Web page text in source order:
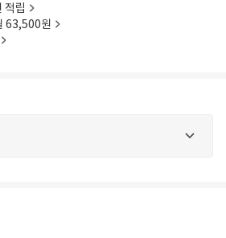
적립
63,500원